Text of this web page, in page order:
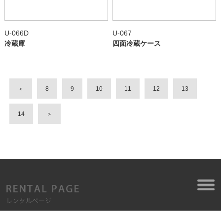
U-066D
冷蔵庫
U-067
四面冷蔵ケース
＜ 8 9 10 11 12 13
14 ＞